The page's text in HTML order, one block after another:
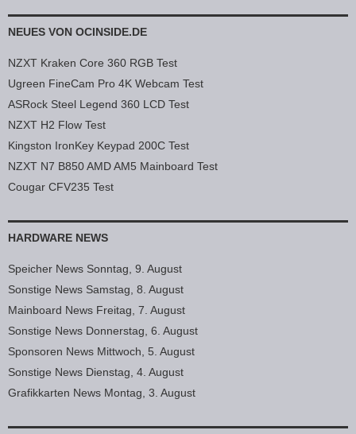
NEUES VON OCINSIDE.DE
NZXT Kraken Core 360 RGB Test
Ugreen FineCam Pro 4K Webcam Test
ASRock Steel Legend 360 LCD Test
NZXT H2 Flow Test
Kingston IronKey Keypad 200C Test
NZXT N7 B850 AMD AM5 Mainboard Test
Cougar CFV235 Test
HARDWARE NEWS
Speicher News Sonntag, 9. August
Sonstige News Samstag, 8. August
Mainboard News Freitag, 7. August
Sonstige News Donnerstag, 6. August
Sponsoren News Mittwoch, 5. August
Sonstige News Dienstag, 4. August
Grafikkarten News Montag, 3. August